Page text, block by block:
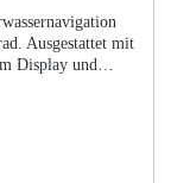
Ausgestattet mit
Display und